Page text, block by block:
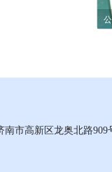
南市高新区龙奥北路